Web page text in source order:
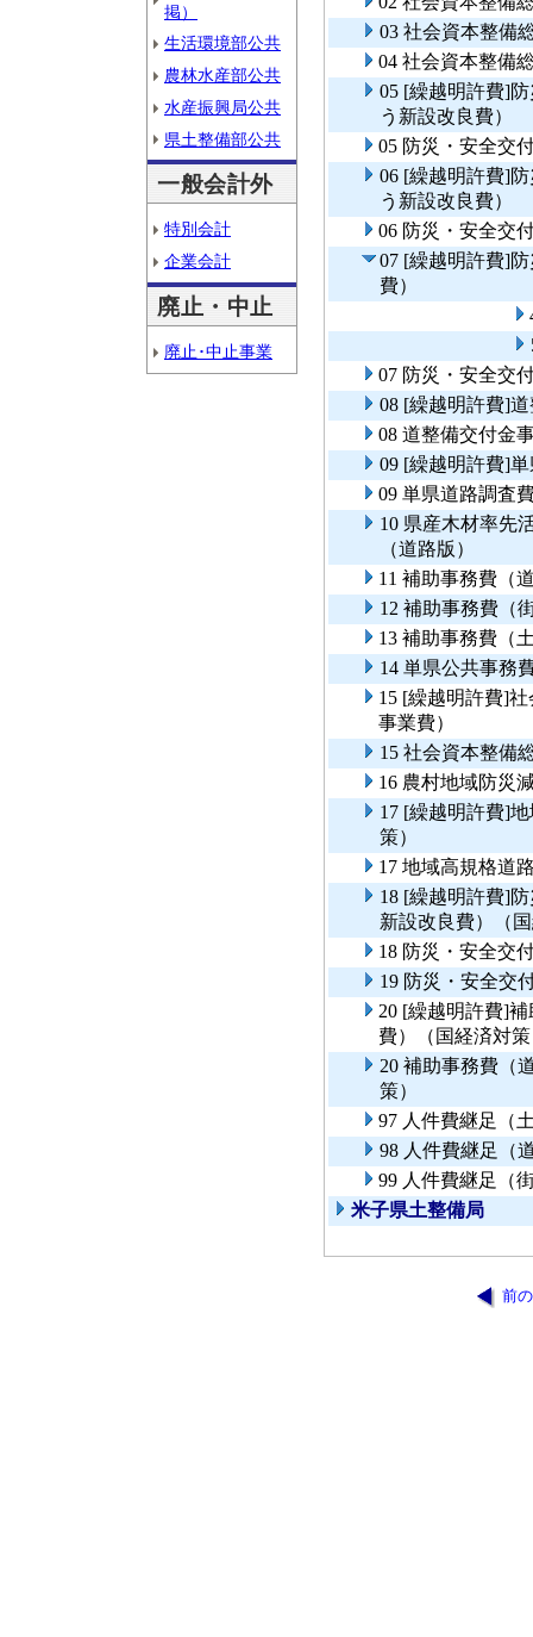
掲）
生活環境部公共
農林水産部公共
水産振興局公共
県土整備部公共
一般会計外
特別会計
企業会計
廃止・中止
廃止･中止事業
03 社会資本整備
04 社会資本整備
05 [繰越明許費]
う新設改良費）
05 防災・安全交
06 [繰越明許費]
う新設改良費）
06 防災・安全交
07 [繰越明許費]
費）
07 防災・安全交
08 [繰越明許費]
08 道整備交付金
09 [繰越明許費]
09 単県道路調査
10 県産木材率先
（道路版）
11 補助事務費（
12 補助事務費（
13 補助事務費（
14 単県公共事務
15 [繰越明許費]
事業費）
15 社会資本整備
16 農村地域防災
17 [繰越明許費]
策）
17 地域高規格道
18 [繰越明許費]
新設改良費）（
18 防災・安全交
19 防災・安全交
20 [繰越明許費]
費）（国経済対
20 補助事務費（
策）
97 人件費継足（
98 人件費継足（
99 人件費継足（
米子県土整備局
前